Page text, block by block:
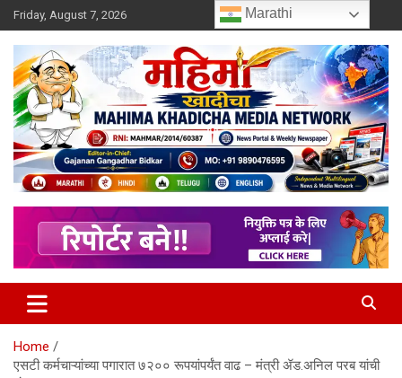
Skip
to
content
Friday, August 7, 2026
Mahimakhadicha
Home
एसटी कर्मचाऱ्यांच्या पगारात ७२०० रूपयांपर्यंत वाढ – मंत्री ॲड.अनिल परब यांची
Marathi